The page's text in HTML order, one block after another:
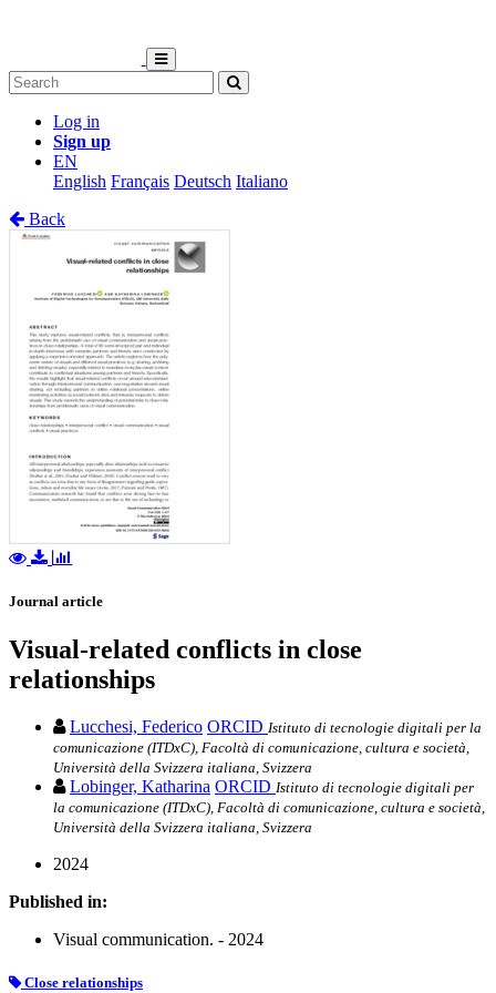
Log in
Sign up
EN
English Français Deutsch Italiano
Back
Journal article
Visual-related conflicts in close
relationships
Lucchesi, Federico ORCID Istituto di tecnologie digitali per la
comunicazione (ITDxC), Facoltà di comunicazione, cultura e società,
Università della Svizzera italiana, Svizzera
Lobinger, Katharina ORCID Istituto di tecnologie digitali per
la comunicazione (ITDxC), Facoltà di comunicazione, cultura e società,
Università della Svizzera italiana, Svizzera
2024
Published in:
Visual communication. - 2024
Close relationships